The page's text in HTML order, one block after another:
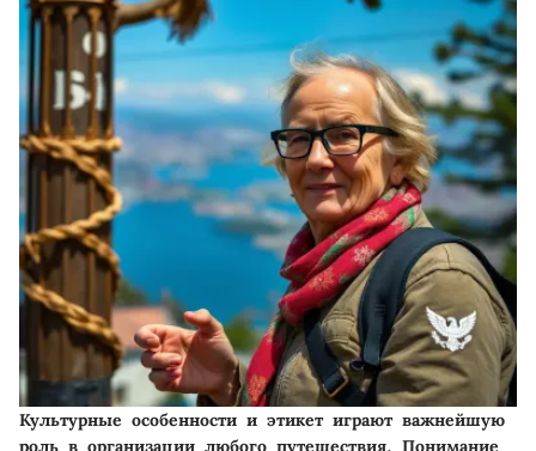
Культурные особенности и этикет играют важнейшую
роль в организации любого путешествия. Понимание